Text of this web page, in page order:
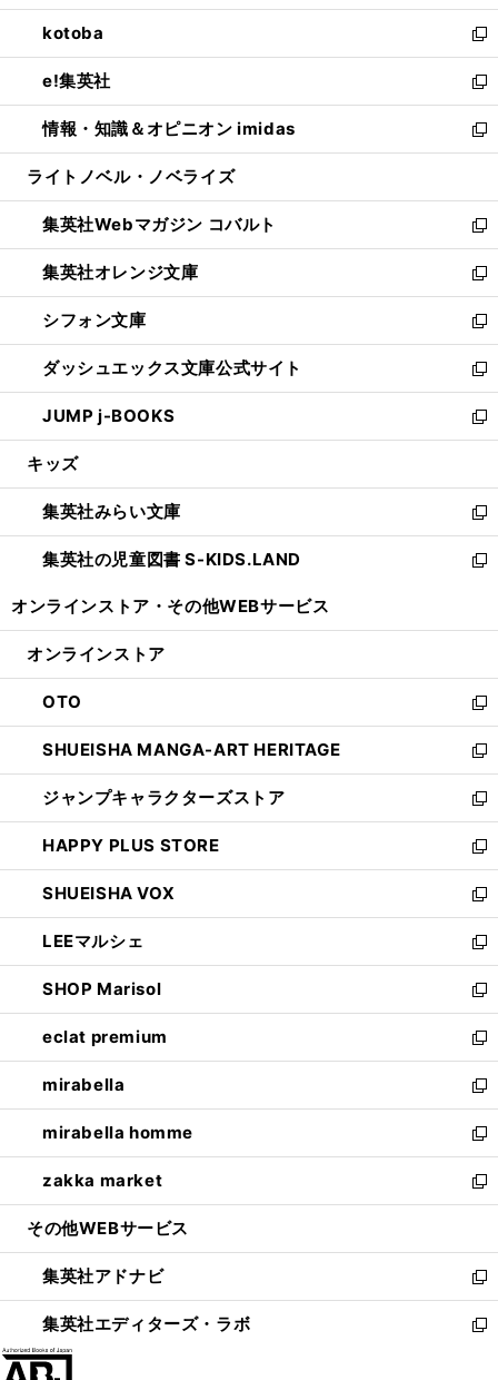
開
く
ウ
で
開
く
ン
ド
ウ
で
開
く
ウ
ィ
ン
ド
ウ
で
開
し
い
ウ
ィ
ン
ド
ウ
開
く
kotoba
新
し
い
ウ
ィ
ン
ウ
で
開
く
e!集英社
新
し
い
ウ
ン
ド
ウ
で
開
く
情報・知識＆オピニオン imidas
新
し
ウ
ィ
ン
ド
ウ
で
開
く
ライトノベル・ノベライズ
集英社Webマガジン コバルト
新
し
い
ウ
ィ
ン
ド
ウ
で
開
集英社オレンジ文庫
新
し
い
ウ
ィ
ン
ド
ウ
開
く
シフォン文庫
新
し
い
ウ
ィ
ン
ウ
で
開
く
ダッシュエックス文庫公式サイト
新
し
い
ウ
ン
ド
ウ
で
JUMP j-BOOKS
新
し
ウ
ィ
ン
ド
開
キッズ
集英社みらい文庫
新
し
い
ン
ウ
で
開
く
集英社の児童図書 S-KIDS.LAND
新
ウ
ン
ド
ウ
で
開
く
オンラインストア・ その他WEBサービス
オンラインストア
OTO
新
し
い
ウ
ィ
ン
ド
ウ
で
開
く
SHUEISHA MANGA-ART HERITAGE
新
し
い
ウ
ィ
ン
ド
ウ
で
開
く
ジャンプキャラクターズストア
新
し
い
ウ
ィ
ン
ド
ウ
で
開
く
HAPPY PLUS STORE
新
し
い
ウ
ィ
ン
ド
ウ
で
開
く
SHUEISHA VOX
新
し
い
ウ
ィ
ン
ド
ウ
で
開
く
LEEマルシェ
新
し
い
ウ
ィ
ン
ド
ウ
で
開
く
SHOP Marisol
新
し
い
ウ
ィ
ン
ド
ウ
で
開
eclat premium
新
し
い
ウ
ィ
ン
ド
ウ
開
く
mirabella
新
し
い
ウ
ィ
ン
ウ
で
開
く
mirabella homme
新
し
い
ウ
ン
ド
ウ
で
zakka market
新
し
ウ
ィ
ン
ド
その他WEBサービス
集英社アドナビ
新
し
い
集英社エディターズ・ラボ
新